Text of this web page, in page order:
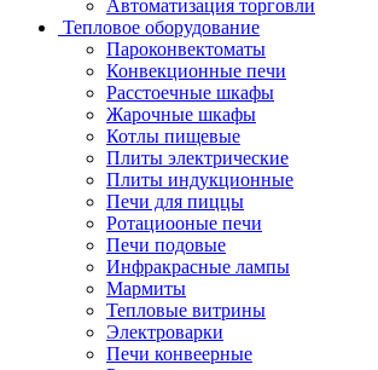
Автоматизация торговли
Тепловое оборудование
Пароконвектоматы
Конвекционные печи
Расстоечные шкафы
Жарочные шкафы
Котлы пищевые
Плиты электрические
Плиты индукционные
Печи для пиццы
Ротациооные печи
Печи подовые
Инфракрасные лампы
Мармиты
Тепловые витрины
Электроварки
Печи конвеерные